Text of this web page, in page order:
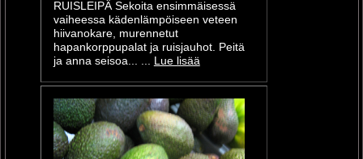
RUISLEIPÄ Sekoita ensimmäisessä
vaiheessa kädenlämpöiseen veteen
hiivanokare, murennetut
hapankorppupalat ja ruisjauhot. Peitä
ja anna seisoa... ... Lue lisää